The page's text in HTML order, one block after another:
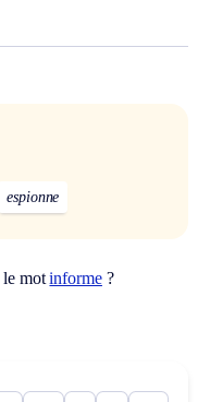
espionne
le motinforme?